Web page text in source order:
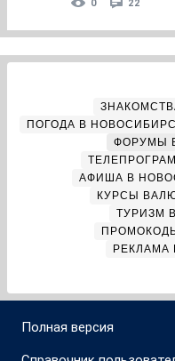
0 22
ПОГОДА В
ФОРУМЫ
АФИША В
КУРСЫ
ТУРИЗМ
РЕКЛАМА
Полная версия